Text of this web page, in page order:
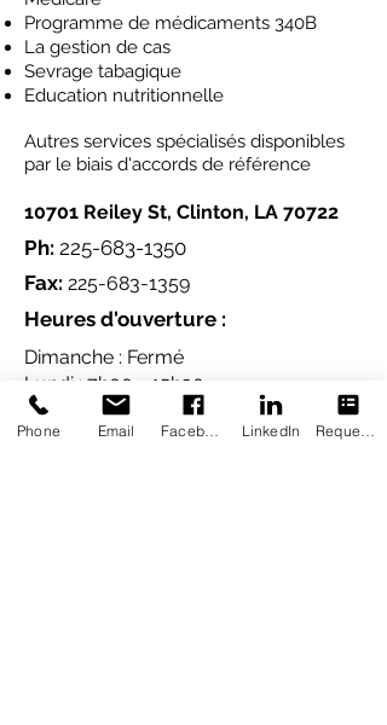
Programme de médicaments 340B
La gestion de cas
Sevrage tabagique
Education nutritionnelle
Autres services spécialisés disponibles
par le biais d'accords de référence
10701 Reiley St, Clinton, LA 70722
Ph: 225-683-1350
Fax: 225-683-1359
Heures d'ouverture :
Dimanche : Fermé
Lundi : 7h00 - 15h30
Mardi : 7h00 - 15h30
Mercredi : 7h00 - 15h30
Phone Email LinkedIn